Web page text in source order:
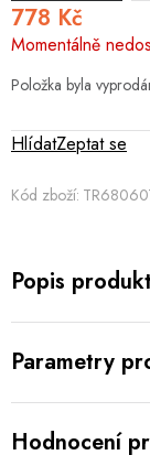
778 Kč
cena:
Položka byla
Momentálně
Kód zboží:
Zeptat se
Hlídat
Popis
Parametry
Hodnocení